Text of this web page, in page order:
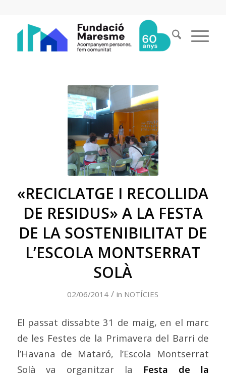
«RECICLATGE I RECOLLIDA
DE RESIDUS» A LA FESTA
DE LA SOSTENIBILITAT DE
L’ESCOLA MONTSERRAT
SOLÀ
02/06/2014 / in NOTÍCIES
El passat dissabte 31 de maig, en el marc
de les Festes de la Primavera del Barri de
l’Havana de Mataró, l’Escola Montserrat
Solà va organitzar la Festa de la